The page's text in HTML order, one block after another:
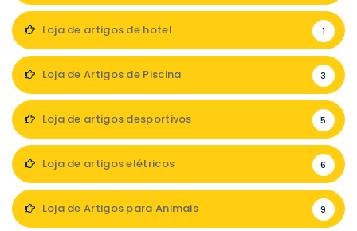
Loja de artigos de hotel 1
Loja de Artigos de Piscina 3
Loja de artigos desportivos 5
Loja de artigos elétricos 6
Loja de Artigos para Animais 9